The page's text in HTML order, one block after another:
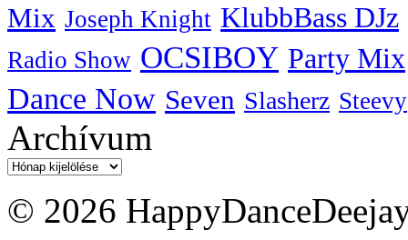
Mix Joseph Knight KlubbBass DJz
Radio Show OCSIBOY Party Mix
Dance Now Seven Slasherz Steevy
Archívum
Archívum
© 2026